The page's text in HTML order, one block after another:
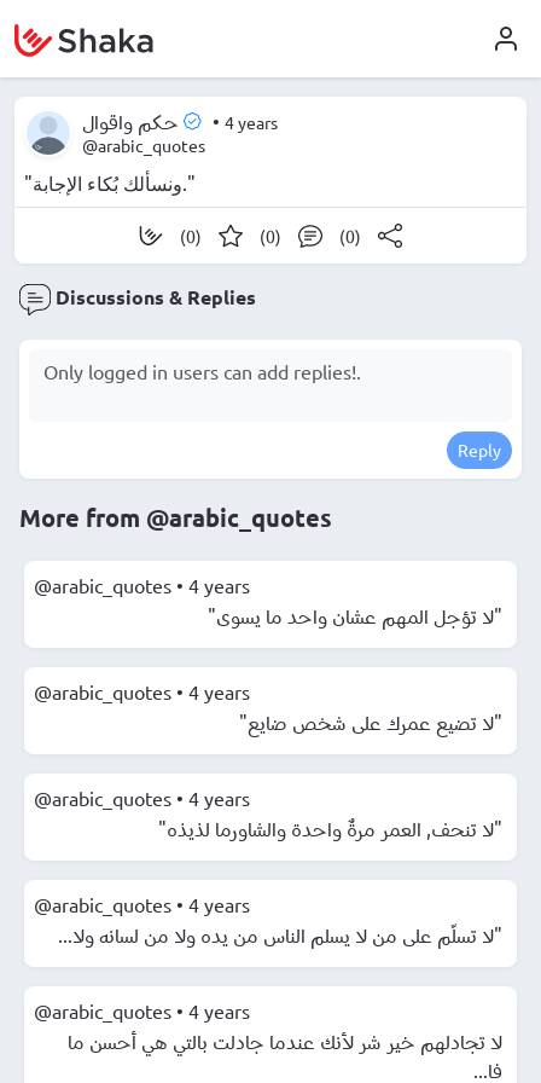
حكم واقوال • 4 years
@arabic_quotes
"ونسألك بُكاء الإجابة."
(0) (0) (0)
Discussions & Replies
Reply
More from @arabic_quotes
@arabic_quotes • 4 years
"لا تؤجل المهم عشان واحد ما يسوى"
@arabic_quotes • 4 years
"لا تضيع عمرك على شخص ضايع"
@arabic_quotes • 4 years
"لا تنحف, العمر مرةٌ واحدة والشاورما لذيذه"
@arabic_quotes • 4 years
"لا تسلّم على من لا يسلم الناس من يده ولا من لسانه ولا...
@arabic_quotes • 4 years
لا تجادلهم خير شر لأنك عندما جادلت بالتي هي أحسن ما
فا...